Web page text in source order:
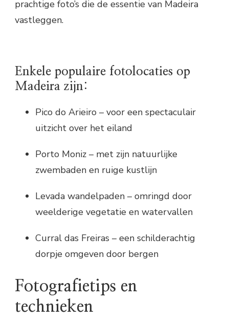
prachtige foto’s die de essentie van Madeira
vastleggen.
Enkele populaire fotolocaties op
Madeira zijn:
Pico do Arieiro – voor een spectaculair
uitzicht over het eiland
Porto Moniz – met zijn natuurlijke
zwembaden en ruige kustlijn
Levada wandelpaden – omringd door
weelderige vegetatie en watervallen
Curral das Freiras – een schilderachtig
dorpje omgeven door bergen
Fotografietips en
technieken